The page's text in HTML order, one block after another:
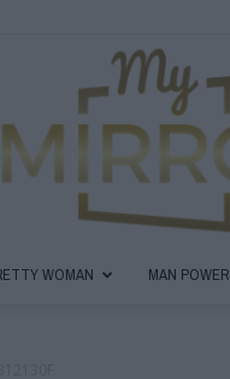
WOMAN MAN POWER